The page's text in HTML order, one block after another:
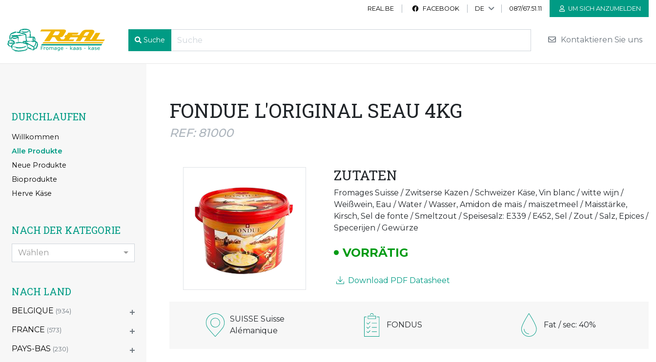
REAL.BE FACEBOOK DE 087/67.51.11 UM SICH ANZUMELDEN
Suche Kontaktieren Sie uns
DURCHLAUFEN
Willkommen
Alle Produkte
Neue Produkte
Bioprodukte
Herve Käse
NACH DER KATEGORIE
Wählen
NACH LAND
BELGIQUE (934)
FRANCE (573)
PAYS-BAS (230)
FONDUE L'ORIGINAL SEAU 4KG
REF: 81000
ZUTATEN
Fromages Suisse / Zwitserse Kazen / Schweizer Käse, Vin blanc / witte wijn /
Weißwein, Eau / Water / Wasser, Amidon de maïs / maïszetmeel / Maisstärke,
Kirsch, Sel de fonte / Smeltzout / Speisesalz: E339 / E452, Sel / Zout / Salz, Epices /
Specerijen / Gewürze
VORRÄTIG
Download PDF Datasheet
SUISSE Suisse
Alémanique
FONDUS Fat / sec: 40%